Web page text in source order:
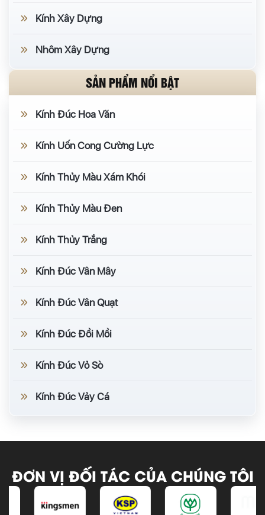
Kính Xây Dựng
Nhôm Xây Dựng
SẢN PHẨM NỔI BẬT
Kính Đúc Hoa Văn
Kính Uốn Cong Cường Lực
Kính Thủy Màu Xám Khói
Kính Thủy Màu Đen
Kính Thủy Trắng
Kính Đúc Vân Mây
Kính Đúc Vân Quạt
Kính Đúc Đồi Mồi
Kính Đúc Vỏ Sò
Kính Đúc Vảy Cá
ĐƠN VỊ ĐỐI TÁC CỦA CHÚNG TÔI